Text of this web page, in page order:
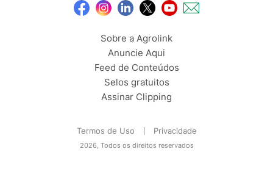
Sobre a Agrolink
Anuncie Aqui
Feed de Conteúdos
Selos gratuitos
Assinar Clipping
Termos de Uso Privacidade
2026, Todos os direitos reservados